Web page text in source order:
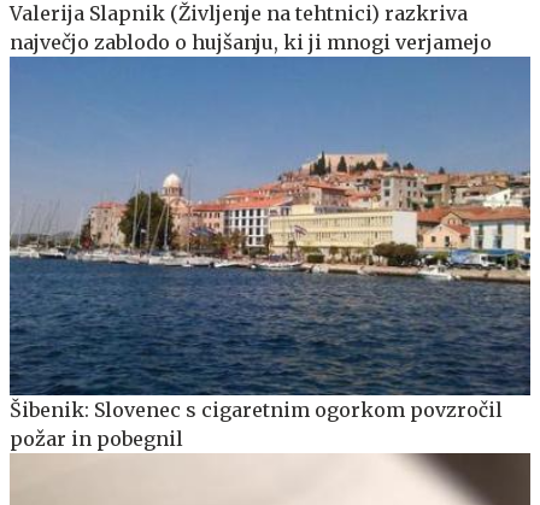
Valerija Slapnik (Življenje na tehtnici) razkriva
največjo zablodo o hujšanju, ki ji mnogi verjamejo
Šibenik: Slovenec s cigaretnim ogorkom povzročil
požar in pobegnil